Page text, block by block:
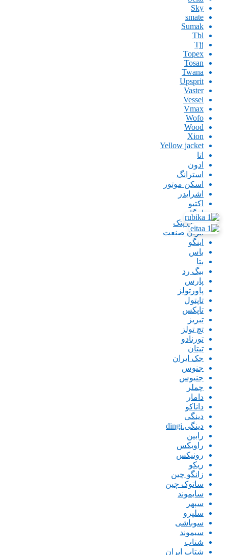
Sky
smate
Sumak
Tbl
Tjj
Topex
Tosan
Twana
Upsprit
Vaster
Vessel
Vmax
Wofo
Wood
Xion
Yellow jacket
اتا
ادون
استرانگ
اسکن موتور
اشرایدر
اکتیو
امگا
ایران پتک
ایران صنعت
اینگو
باس
بتا
بیگ رد
پارس
پاورتولز
تاپتول
تاپکس
تبریز
تچ تولز
تورنادو
تیتان
جک ایران
جنوس
جنیوس
چملر
دامار
داناکو
دینگی
دینگی.dingi
رابین
راویکس
رونیکس
ریکو
زانگو چین
ساتوک چین
سایموند
سپهر
سلپرو
سوباشی
سیموند
شتاب
شتاب ایران